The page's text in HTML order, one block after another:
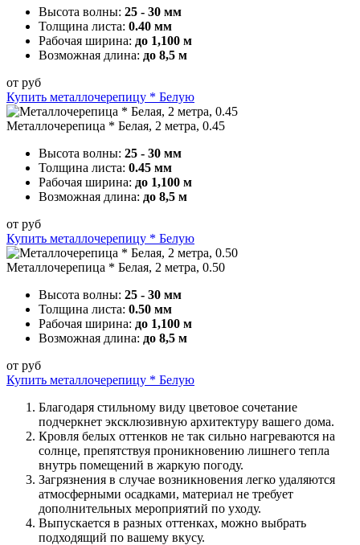
Высота волны: 25 - 30 мм
Толщина листа: 0.40 мм
Рабочая ширина: до 1,100 м
Возможная длина: до 8,5 м
от руб
Купить металлочерепицу * Белую
Металлочерепица * Белая, 2 метра, 0.45
Высота волны: 25 - 30 мм
Толщина листа: 0.45 мм
Рабочая ширина: до 1,100 м
Возможная длина: до 8,5 м
от руб
Купить металлочерепицу * Белую
Металлочерепица * Белая, 2 метра, 0.50
Высота волны: 25 - 30 мм
Толщина листа: 0.50 мм
Рабочая ширина: до 1,100 м
Возможная длина: до 8,5 м
от руб
Купить металлочерепицу * Белую
Благодаря стильному виду цветовое сочетание
подчеркнет эксклюзивную архитектуру вашего дома.
Кровля белых оттенков не так сильно нагреваются на
солнце, препятствуя проникновению лишнего тепла
внутрь помещений в жаркую погоду.
Загрязнения в случае возникновения легко удаляются
атмосферными осадками, материал не требует
дополнительных мероприятий по уходу.
Выпускается в разных оттенках, можно выбрать
подходящий по вашему вкусу.